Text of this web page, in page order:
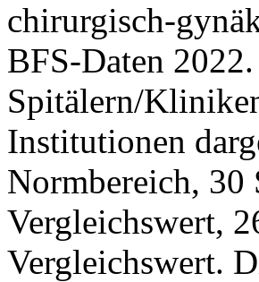
chirurgisch-
BFS-Daten
Spitälern/
Institutionen
Normbereich,
Vergleichswert,
Vergleichswert.